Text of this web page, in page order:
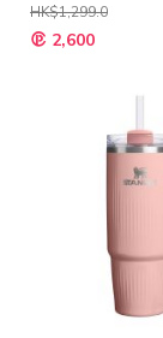
HK$1,299.0
特
殊 2,600